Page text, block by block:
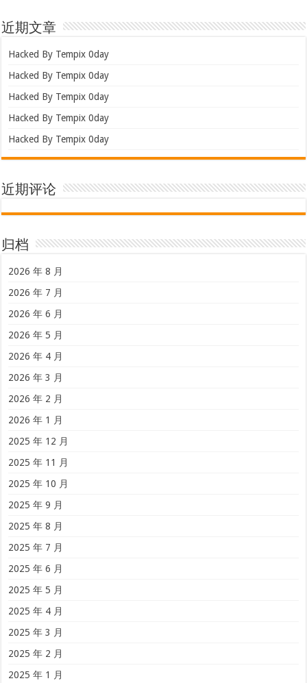
近期文章
Hacked By Tempix 0day
Hacked By Tempix 0day
Hacked By Tempix 0day
Hacked By Tempix 0day
Hacked By Tempix 0day
近期评论
归档
2026 年 8 月
2026 年 7 月
2026 年 6 月
2026 年 5 月
2026 年 4 月
2026 年 3 月
2026 年 2 月
2026 年 1 月
2025 年 12 月
2025 年 11 月
2025 年 10 月
2025 年 9 月
2025 年 8 月
2025 年 7 月
2025 年 6 月
2025 年 5 月
2025 年 4 月
2025 年 3 月
2025 年 2 月
2025 年 1 月